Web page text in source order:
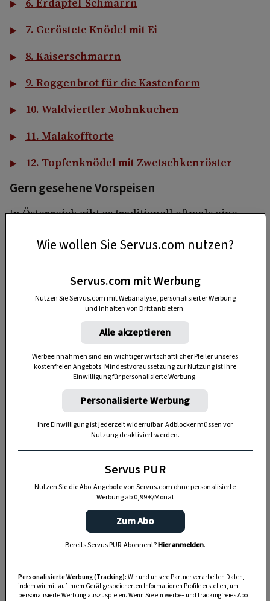
7. Geröstete Knödel mit Ei
8. Kaiserschmarrn
9. Roggenbrot für die Kastenform
10. Waldviertler Mohnkuchen
11. Malakofftorte
12. Topfenknödel mit Zwetschkenröster
Gern gesehene Vorspeisen
In Österreich gibt es traditionell oftmals eine
der klassische Wiener Suppentopf, der auch gut
Käsefreunde ist auch etwas unter den
beliebtesten Zehn mit dabei.
„Servus Garten“ auf WhatsApp
Nutzen Sie WhatsApp auf Ihrem Handy und lieben es, auf
dem Balkon, der Terrasse oder im Garten zu werkeln? In
unserem kostenlosen WhatsApp-Kanal finden Sie täglich
Wie wollen Sie Servus.com nutzen?
Servus.com mit Werbung
Nutzen Sie Servus.com mit Webanalyse, personalisierter Werbung
und Inhalten von Drittanbietern.
Alle akzeptieren
Werbeeinnahmen sind ein wichtiger wirtschaftlicher Pfeiler unseres
kostenfreien Angebots. Mindestvoraussetzung zur Nutzung ist Ihre
Einwilligung für personalisierte Werbung.
Personalisierte Werbung
Ihre Einwilligung ist jederzeit widerrufbar. Adblocker müssen vor
Nutzung deaktiviert werden.
Servus PUR
Nutzen Sie die Abo-Angebote von Servus.com ohne personalisierte
Werbung ab 0,99 €/Monat
Zum Abo
Bereits Servus PUR-Abonnent?Hier anmelden.
Personalisierte Werbung (Tracking): Wir und unsere Partner verarbeiten Daten,
indem wir mit auf Ihrem Gerät gespeicherten Informationen Profile erstellen, um
personalisierte Werbung auszuspielen. Wenn Sie ein werbe– und trackingfreies Abo